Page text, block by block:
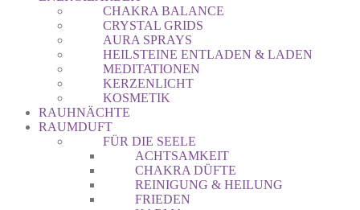
CHAKRA BALANCE
CRYSTAL GRIDS
AURA SPRAYS
HEILSTEINE ENTLADEN & LADEN
MEDITATIONEN
KERZENLICHT
KOSMETIK
RAUHNÄCHTE
RAUMDUFT
FÜR DIE SEELE
ACHTSAMKEIT
CHAKRA DÜFTE
REINIGUNG & HEILUNG
FRIEDEN